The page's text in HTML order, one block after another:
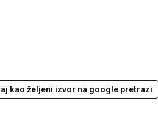
kao željeni izvor na google pretrazi